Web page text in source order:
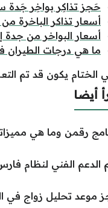
حَجز تذاكِر بواخِر جَدة
أسعار تذاكر الباخرة
أسعار البواخر من جدة
ما هي درجات الطيران
الختام يكون قد تم
أيضا
رقمن وما هي
الدعم الفني لنظام
تحليل زواج في السعودية 2025 ”